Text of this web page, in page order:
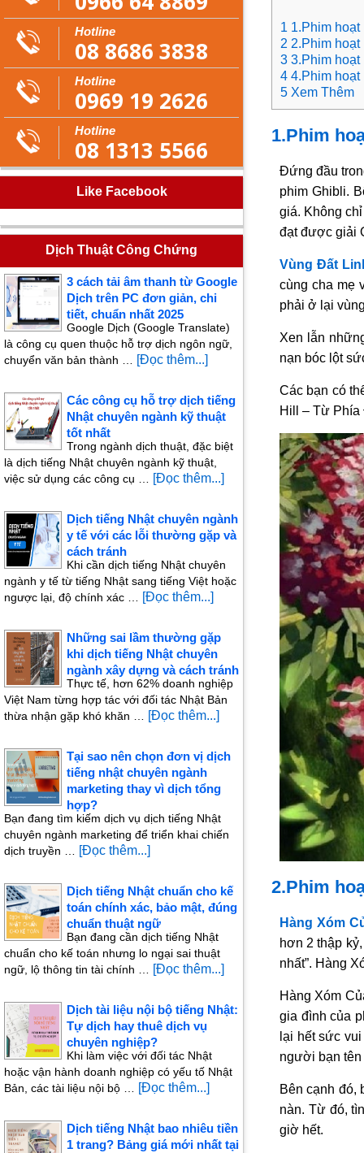
1 1.Phim
2 2.Phim hoạt
3 3.Phim
4 4.Phim
5 Xem Thêm
1.Phim
Đứng đầu
phim Ghibli.
giá. Không
đạt được giải
Vùng Đất
cùng cha mẹ
phải ở lại
Xen lẫn
nạn bóc lột
Các bạn có
Hill – Từ Phía
2.Phim
Hàng Xóm
hơn 2 thập
nhất”. Hàng
Hàng Xóm
gia đình của
lại hết sức
người bạn tên
Bên cạnh đó,
nàn. Từ đó,
giờ hết.
Hotline
08 8686 3838
Hotline
0969 19 2626
Hotline
08 1313 5566
Like Facebook
Dịch Thuật Công Chứng
3 cách tải âm thanh từ Google
Dịch trên PC đơn giản, chi
tiết, chuẩn nhất 2025
Google Dịch (Google Translate)
là công cụ quen thuộc hỗ trợ dịch ngôn ngữ,
chuyển văn bản thành …
[Đọc thêm...]
Các công cụ hỗ trợ dịch tiếng
Nhật chuyên ngành kỹ thuật
tốt nhất
Trong ngành dịch thuật, đặc biệt
là dịch tiếng Nhật chuyên ngành kỹ thuật,
việc sử dụng các công cụ …
[Đọc thêm...]
Dịch tiếng Nhật chuyên ngành
y tế với các lỗi thường gặp và
cách tránh
Khi cần dịch tiếng Nhật chuyên
ngành y tế từ tiếng Nhật sang tiếng Việt hoặc
ngược lại, độ chính xác …
[Đọc thêm...]
Những sai lầm thường gặp
khi dịch tiếng Nhật chuyên
ngành xây dựng và cách tránh
Thực tế, hơn 62% doanh nghiệp
Việt Nam từng hợp tác với đối tác Nhật Bản
thừa nhận gặp khó khăn …
[Đọc thêm...]
Tại sao nên chọn đơn vị dịch
tiếng nhật chuyên ngành
marketing thay vì dịch tổng
hợp?
Bạn đang tìm kiếm dịch vụ dịch tiếng Nhật
chuyên ngành marketing để triển khai chiến
dịch truyền …
[Đọc thêm...]
Dịch tiếng Nhật chuẩn cho kế
toán chính xác, bảo mật, đúng
chuẩn thuật ngữ
Bạn đang cần dịch tiếng Nhật
chuẩn cho kế toán nhưng lo ngại sai thuật
ngữ, lộ thông tin tài chính …
[Đọc thêm...]
Dịch tài liệu nội bộ tiếng Nhật:
Tự dịch hay thuê dịch vụ
chuyên nghiệp?
Khi làm việc với đối tác Nhật
hoặc vận hành doanh nghiệp có yếu tố Nhật
Bản, các tài liệu nội bộ …
[Đọc thêm...]
Dịch tiếng Nhật bao nhiêu tiền
1 trang? Bảng giá mới nhất tại